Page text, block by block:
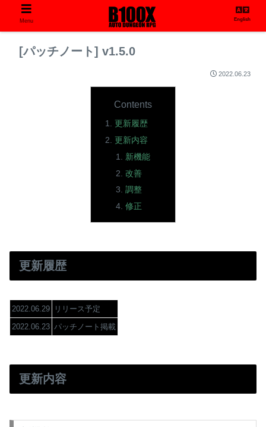
[パッチノート] v1.5.0
2022.06.23
Contents
更新履歴
更新内容
新機能
改善
調整
修正
更新履歴
2022.06.29
リリース予定
2022.06.23 パッチノート掲載
更新内容
Menu English